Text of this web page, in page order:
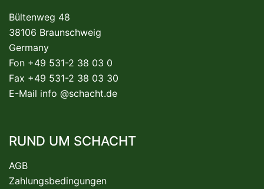
Bültenweg 48
38106 Braunschweig
Germany
Fon +49 531-2 38 03 0
Fax +49 531-2 38 03 30
E-Mail info @schacht.de
RUND UM SCHACHT
AGB
Zahlungsbedingungen